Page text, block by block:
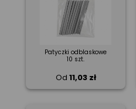
Patyczki odblaskowe
10 szt.
Od 11,03 zł